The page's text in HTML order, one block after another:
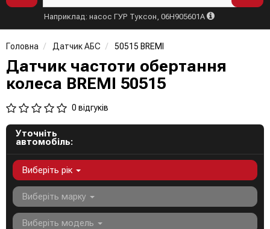
Наприклад: насос ГУР Туксон, 06H905601A
Головна Датчик АБС 50515 BREMI
Датчик частоти обертання
колеса BREMI 50515
0 відгуків
Уточніть
автомобіль:
Виберіть рік
Виберіть марку
Виберіть модель